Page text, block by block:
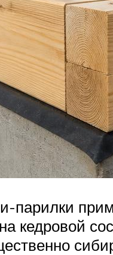
парилки
кедровой